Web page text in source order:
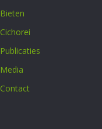
Bieten
Cichorei
Publicaties
Media
Contact